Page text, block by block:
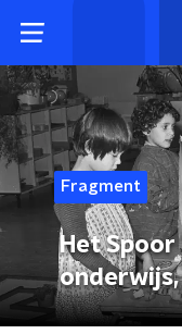
Fragment
Het
onderwijs,